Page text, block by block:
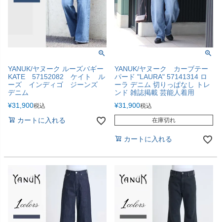
YANUK/ヤヌーク ルーズバギー
KATE 57152082 ケイト ル
ーズ インディゴ ジーンズ
デニム
¥31,900税込
カートに入れる
YANUK/ヤヌーク カーブテー
パード "LAURA" 57141314 ロ
ーラ デニム 切りっぱなし トレ
ンド 雑誌掲載 芸能人着用
¥31,900税込
在庫切れ
カートに入れる